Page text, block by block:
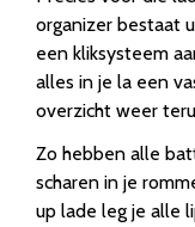
organizer bestaat
een kliksysteem
alles in je la een
overzicht weer
Zo hebben alle
scharen in je
up lade leg je alle